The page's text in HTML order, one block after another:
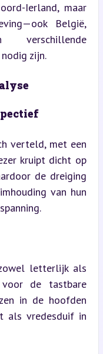
Ierland, maar
België,
zijn.
verteld, met een
kruipt dicht op
de dreiging
van hun
letterlijk als
de tastbare
in de hoofden
als vredesduif in